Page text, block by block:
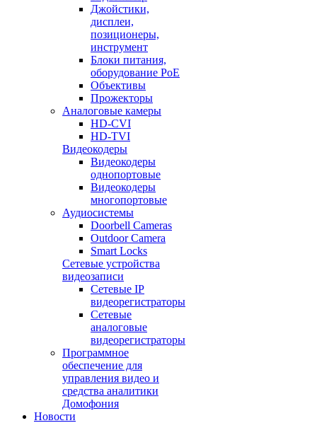
Джойстики,
дисплеи,
позиционеры,
инструмент
Блоки питания,
оборудование PoE
Объективы
Прожекторы
Аналоговые камеры
HD-CVI
HD-TVI
Видеокодеры
Видеокодеры
однопортовые
Видеокодеры
многопортовые
Аудиосистемы
Doorbell Cameras
Outdoor Camera
Smart Locks
Сетевые устройства
видеозаписи
Сетевые IP
видеорегистраторы
Сетевые
аналоговые
видеорегистраторы
Программное
обеспечение для
управления видео и
средства аналитики
Домофония
Новости